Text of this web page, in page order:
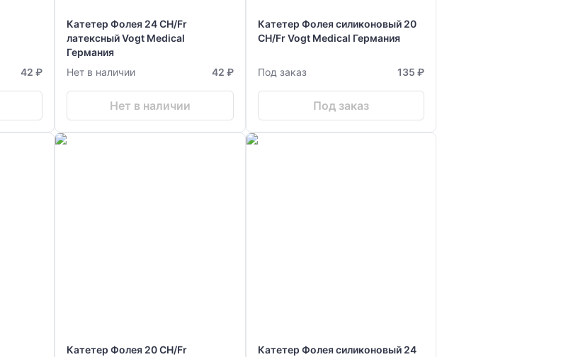
42 ₽
Катетер Фолея 24 CH/Fr
латексный Vogt Medical
Германия
Нет в наличии
42 ₽
Нет в наличии
Катетер Фолея силиконовый 20
СН/Fr Vogt Medical Германия
Под заказ 135 ₽
Под заказ
Катетер Фолея 20 CH/Fr
Катетер Фолея силиконовый 24